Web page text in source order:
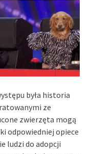
była historia
ze
zwierzęta mogą
odpowiedniej opiece
ludzi do adopcji